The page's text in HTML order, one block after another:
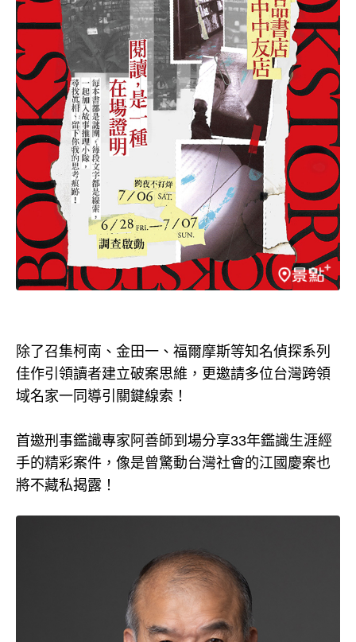
除了召集柯南、金田一、福爾摩斯等知名偵探系列
佳作引領讀者建立破案思維，更邀請多位台灣跨領
域名家一同導引關鍵線索！
首邀刑事鑑識專家阿善師到場分享33年鑑識生涯經
手的精彩案件，像是曾驚動台灣社會的江國慶案也
將不藏私揭露！